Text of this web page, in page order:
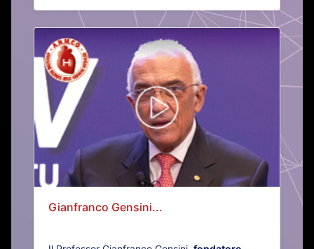
Gianfranco Gensini...